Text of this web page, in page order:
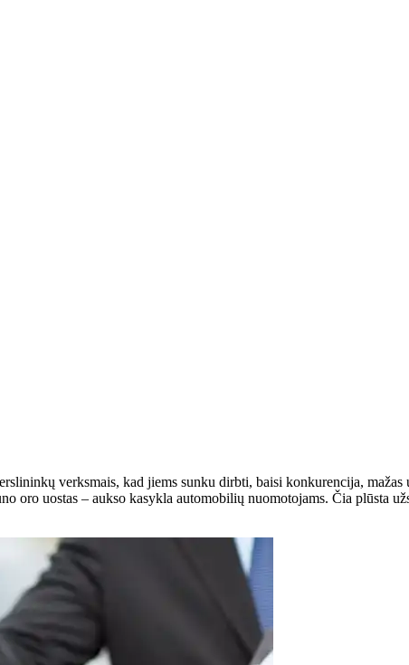
verksmais, kad jiems sunku dirbti, baisi konkurencija, mažas
oro uostas – aukso kasykla automobilių nuomotojams. Čia plūsta